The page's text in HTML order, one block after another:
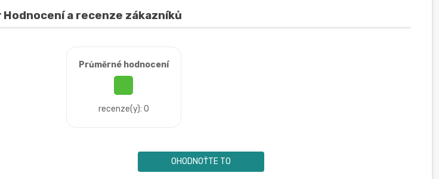
Hodnocení a recenze zákazníků
Průměrné hodnocení
recenze(y): 0
OHODNOŤTE TO